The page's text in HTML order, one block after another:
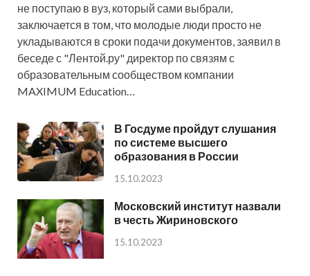
не поступаю в вуз, который сами выбрали,
заключается в том, что молодые люди просто не
укладываются в сроки подачи документов, заявил в
беседе с "Лентой.ру" директор по связям с
образовательным сообществом компании
MAXIMUM Education…
В Госдуме пройдут слушания
по системе высшего
образования в России
15.10.2023
Московский институт назвали
в честь Жириновского
15.10.2023